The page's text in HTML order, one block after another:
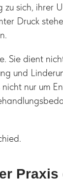
sich, ihrer
Druck
Sie dient
und
nur um